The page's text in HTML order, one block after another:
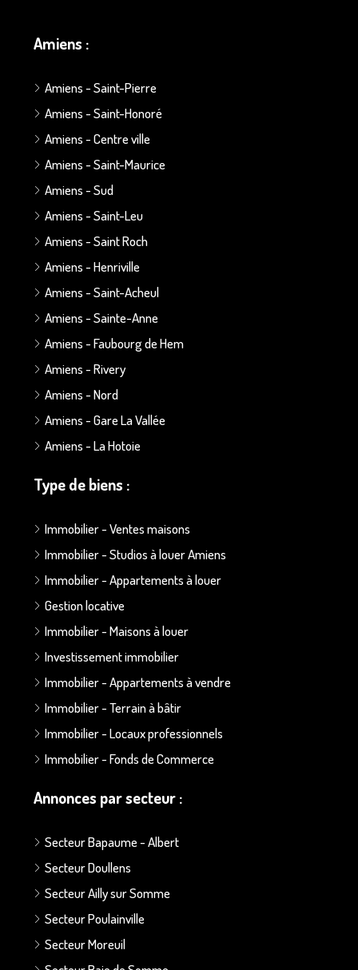
Amiens :
Amiens - Saint-Pierre
Amiens - Saint-Honoré
Amiens - Centre ville
Amiens - Saint-Maurice
Amiens - Sud
Amiens - Saint-Leu
Amiens - Saint Roch
Amiens - Henriville
Amiens - Saint-Acheul
Amiens - Sainte-Anne
Amiens - Faubourg de Hem
Amiens - Rivery
Amiens - Nord
Amiens - Gare La Vallée
Amiens - La Hotoie
Type de biens :
Immobilier - Ventes maisons
Immobilier - Studios à louer Amiens
Immobilier - Appartements à louer
Gestion locative
Immobilier - Maisons à louer
Investissement immobilier
Immobilier - Appartements à vendre
Immobilier - Terrain à bâtir
Immobilier - Locaux professionnels
Immobilier - Fonds de Commerce
Annonces par secteur :
Secteur Bapaume - Albert
Secteur Doullens
Secteur Ailly sur Somme
Secteur Poulainville
Secteur Moreuil